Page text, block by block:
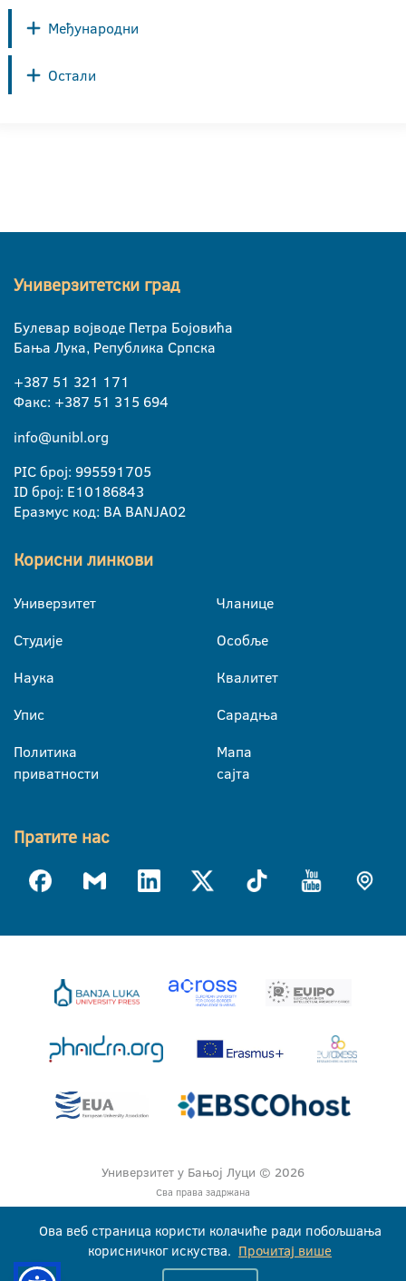
Међународни
Остали
Универзитетски град
Булевар војводе Петра Бојовића
Бања Лука, Република Српска
+387 51 321 171
Факс: +387 51 315 694
info@unibl.org
PIC број: 995591705
ID број: E10186843
Еразмус код: BA BANJA02
Корисни линкови
Универзитет
Студије
Наука
Упис
Политика
приватности
Чланице
Особље
Квалитет
Сарадња
Мапа
сајта
Пратите нас
Универзитет у Бањој Луци © 2026
Сва права задржана
Ова веб страница користи колачиће ради побољшања
корисничког искуства. Прочитај више